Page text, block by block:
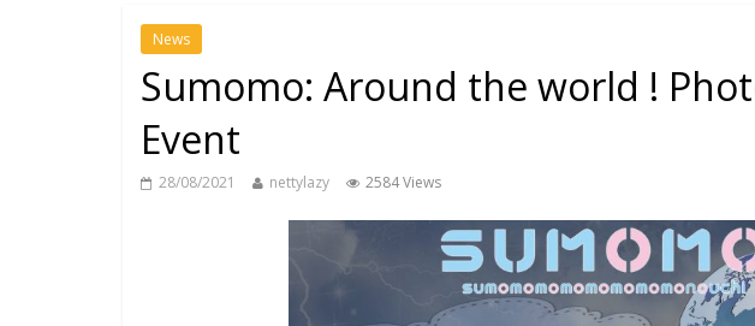
News
Sumomo: Around the world !
Event
28/08/2021 nettylazy 2584 Views